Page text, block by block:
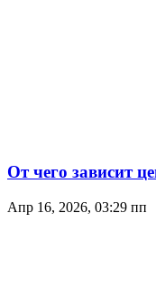
От чего зависит
Апр 16, 2026, 03:29 пп